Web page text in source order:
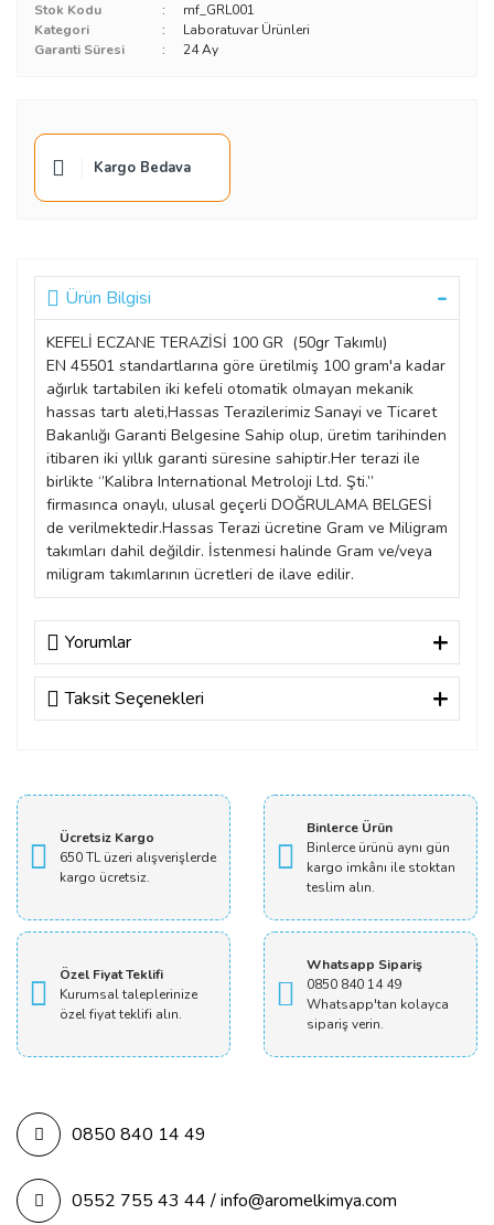
Stok Kodu
mf_GRL001
Kategori
Laboratuvar Ürünleri
Garanti Süresi
24 Ay
Kargo Bedava
Ürün Bilgisi
KEFELİ ECZANE TERAZİSİ 100 GR (50gr Takımlı)
EN 45501 standartlarına göre üretilmiş 100 gram'a kadar
ağırlık tartabilen iki kefeli otomatik olmayan mekanik
hassas tartı aleti,Hassas Terazilerimiz Sanayi ve Ticaret
Bakanlığı Garanti Belgesine Sahip olup, üretim tarihinden
itibaren iki yıllık garanti süresine sahiptir.Her terazi ile
birlikte ‘’Kalibra International Metroloji Ltd. Şti.’’
firmasınca onaylı, ulusal geçerli DOĞRULAMA BELGESİ
de verilmektedir.Hassas Terazi ücretine Gram ve Miligram
takımları dahil değildir. İstenmesi halinde Gram ve/veya
miligram takımlarının ücretleri de ilave edilir.
Yorumlar
Bu ürüne ilk yorumu siz yapın!
Taksit Seçenekleri
Ücretsiz Kargo
650 TL üzeri alışverişlerde
kargo ücretsiz.
Binlerce Ürün
Binlerce ürünü aynı gün
kargo imkânı ile stoktan
teslim alın.
Özel Fiyat Teklifi
Kurumsal taleplerinize
özel fiyat teklifi alın.
Whatsapp Sipariş
0850 840 14 49
Whatsapp'tan kolayca
sipariş verin.
0850 840 14 49
0552 755 43 44 / info@aromelkimya.com